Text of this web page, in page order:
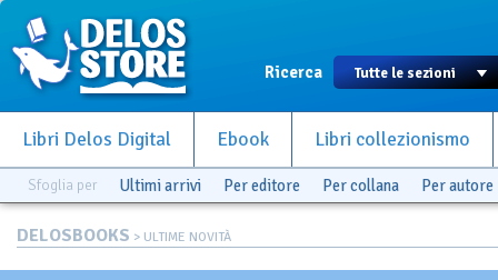
Ricerca
Libri Delos Digital Ebook Libri collezionismo
Sfoglia per Ultimi arrivi Per editore Per collana Per autore
DELOSBOOKS > ULTIME NOVITÀ